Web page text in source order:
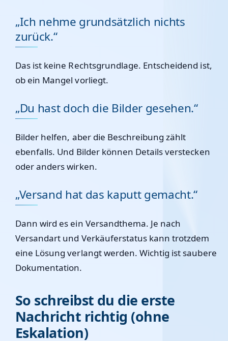
„Ich nehme grundsätzlich nichts
zurück.“
Das ist keine Rechtsgrundlage. Entscheidend ist,
ob ein Mangel vorliegt.
„Du hast doch die Bilder gesehen.“
Bilder helfen, aber die Beschreibung zählt
ebenfalls. Und Bilder können Details verstecken
oder anders wirken.
„Versand hat das kaputt gemacht.“
Dann wird es ein Versandthema. Je nach
Versandart und Verkäuferstatus kann trotzdem
eine Lösung verlangt werden. Wichtig ist saubere
Dokumentation.
So schreibst du die erste
Nachricht richtig (ohne
Eskalation)